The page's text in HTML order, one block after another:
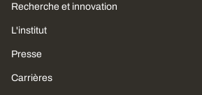
Recherche et innovation
L'institut
Presse
Carrières